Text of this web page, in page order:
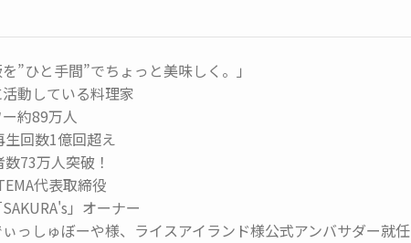
”ひと手間”でちょっと美味しく。」
動している料理家
約89万人
回数1億回超え
73万人突破！
代表取締役
」オーナー
っしゅぼーや様、ライスアイランド様公式アンバサダー就任